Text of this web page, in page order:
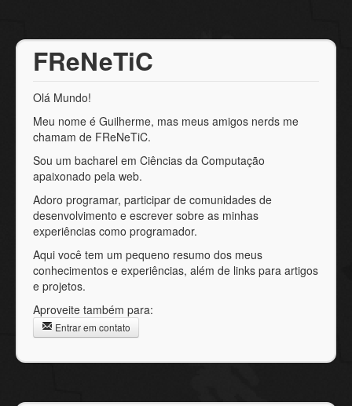
FReNeTiC
Olá Mundo!
Meu nome é Guilherme, mas meus amigos nerds me
chamam de FReNeTiC.
Sou um bacharel em Ciências da Computação
apaixonado pela web.
Adoro programar, participar de comunidades de
desenvolvimento e escrever sobre as minhas
experiências como programador.
Aqui você tem um pequeno resumo dos meus
conhecimentos e experiências, além de links para artigos
e projetos.
Aproveite também para:
Entrar em contato